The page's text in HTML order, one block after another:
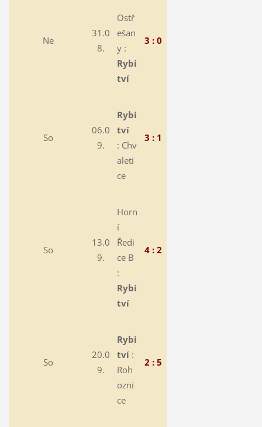
Ne
31.0
8.
Ostř
ešan
y :
Rybi
tví
3 : 0
So
06.0
9.
Rybi
tví
: Chv
aleti
ce
3 : 1
So
13.0
9.
Horn
í
Ředi
ce B
:
Rybi
tví
4 : 2
So
20.0
9.
Rybi
tví :
Roh
ozni
ce
2 : 5